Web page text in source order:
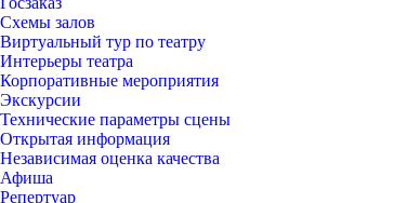
Схемы залов
Виртуальный тур по театру
Интерьеры театра
Корпоративные мероприятия
Экскурсии
Технические параметры сцены
Открытая информация
Независимая оценка качества
Афиша
Репертуар